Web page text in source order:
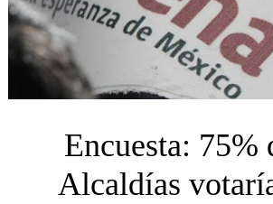
Encuesta: 75%
Alcaldías